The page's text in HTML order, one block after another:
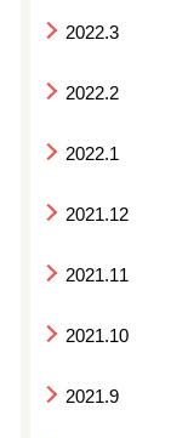
2022.3
2022.2
2022.1
2021.12
2021.11
2021.10
2021.9